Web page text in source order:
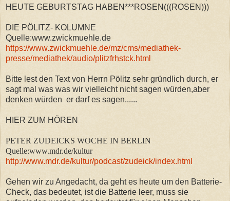
HEUTE GEBURTSTAG HABEN***ROSEN(((ROSEN)))
DIE PÖLITZ- KOLUMNE
Quelle:www.zwickmuehle.de
https://www.zwickmuehle.de/mz/cms/mediathek-
presse/mediathek/audio/plitzfrhstck.html
Bitte lest den Text von Herrn Pölitz sehr gründlich durch, er
sagt mal was was wir vielleicht nicht sagen würden,aber
denken würden er darf es sagen......
HIER ZUM HÖREN
PETER ZUDEICKS WOCHE IN BERLIN
Quelle:www.mdr.de/kultur
http://www.mdr.de/kultur/podcast/zudeick/index.html
Gehen wir zu Angedacht, da geht es heute um den Batterie-
Check, das bedeutet, ist die Batterie leer, muss sie